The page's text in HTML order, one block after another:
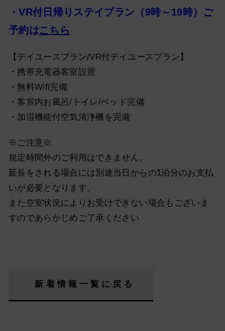
・VR付日帰りステイプラン（9時～19時）ご
予約はこちら
【デイユースプラン/VR付デイユースプラン】
・携帯充電器客室設置
・無料Wifi完備
・客室内お風呂/トイレ/ベッド完備
・加湿機能付空気清浄機を完備
※ご注意※
規定時間外のご利用はできません。
延長をされる場合には別途当日からの1泊分のお支払
いが必要となります。
また空室状況によりお受けできない場合もございま
すのであらかじめご了承ください
新着情報一覧に戻る